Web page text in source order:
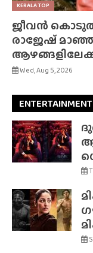
KERALA TOP
ജീവൻ
രാജേഷ്
Wed, Aug 5, 2026
ENTERTAINMENT